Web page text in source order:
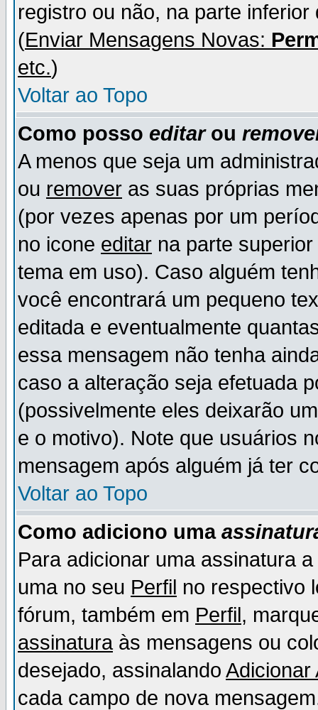
registro ou não, na parte
(Enviar Mensagens Novas:
etc.)
Voltar ao Topo
Como posso editarou
A menos que seja um
ou remover as suas próprias
(por vezes apenas por um
no icone editar na parte
tema em uso). Caso alguém
você encontrará um pequeno
editada e eventualmente
essa mensagem não tenha
caso a alteração seja efetuada
(possivelmente eles deixarão
e o motivo). Note que usuários
mensagem após alguém já ter
Voltar ao Topo
Como adiciono uma
Para adicionar uma assinatura
uma no seu Perfil no respectivo
fórum, também em Perfil,
assinaturaàs mensagens ou
desejado, assinalando Adicionar
cada campo de nova